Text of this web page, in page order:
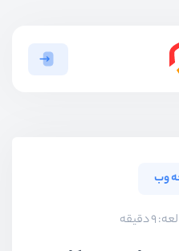
وب
دقیقه